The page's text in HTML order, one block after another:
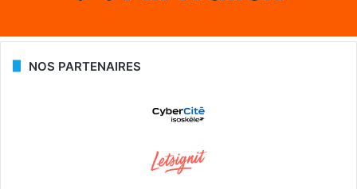
NOS PARTENAIRES